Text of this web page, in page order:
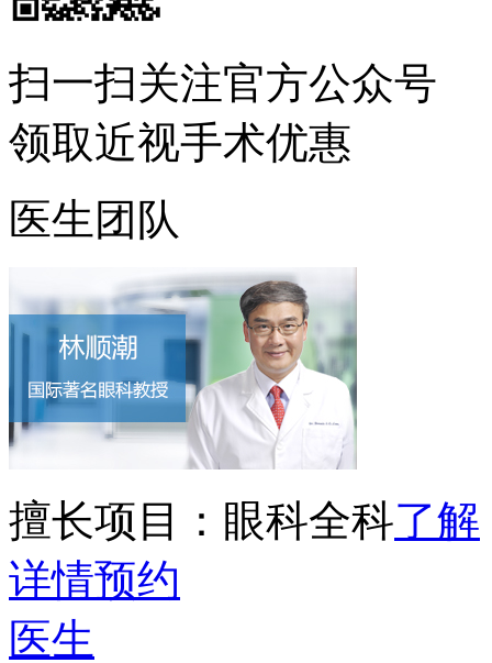
扫一扫关注官方公众号
领取近视手术优惠
医生团队
擅长项目： 眼科全科了解
详情预约
医生